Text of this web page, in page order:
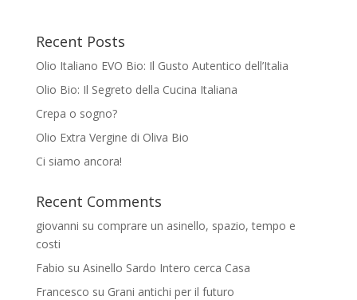
Recent Posts
Olio Italiano EVO Bio: Il Gusto Autentico dell’Italia
Olio Bio: Il Segreto della Cucina Italiana
Crepa o sogno?
Olio Extra Vergine di Oliva Bio
Ci siamo ancora!
Recent Comments
giovanni su comprare un asinello, spazio, tempo e
costi
Fabio su Asinello Sardo Intero cerca Casa
Francesco su Grani antichi per il futuro